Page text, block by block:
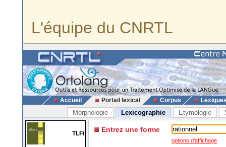
L'équipe du CNRTL
Accueil Portail lexical Corpus
Morphologie Lexicographie Etymologie
TLFi Entrez une forme
options d'affichage